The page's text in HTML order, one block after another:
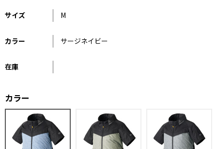
サイズ M
カラー サージネイビー
在庫
カラー